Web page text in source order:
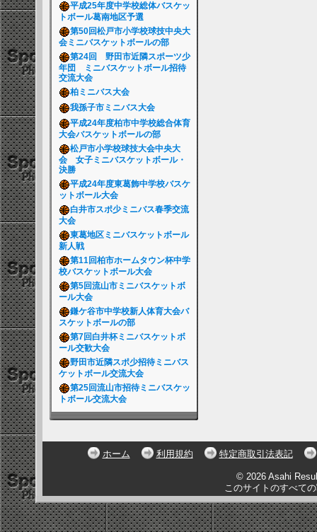
平成25年度中学校総体バスケッ
トボール葛南地区予選
第50回松戸市小学校球技中央大
会ミニバスケットボールの部
第24回 野田市近隣スポーツ少
年団 ミニバスケットボール招待
交流大会
柏ミニバス大会
我孫子市ミニバス大会
平成24年度柏市中学校総合体育
大会バスケットボールの部
松戸市小学校球技大会中央大
会 女子ミニバスケットボール・
決勝
平成24年度東葛飾中学校バスケ
ットボール大会
白井市スポ少ミニバス春季交流
大会
東葛地区ミニバスケットボール
新人戦
第11回柏市ホームタウン杯中学
校バスケットボール大会
第5回流山市ミニバスケットボ
ール大会
鎌ケ谷市中学校新人体育大会バ
スケットボールの部
第7回白井杯ミニバスケットボ
ール交歓大会
野田市近隣スポ少招待ミニバス
ケットボール交流大会
第25回流山市招待ミニバスケッ
トボール交流大会
ホーム 利用規約 特定商取引法表記
© 2026 Asahi
このサイトのすべて